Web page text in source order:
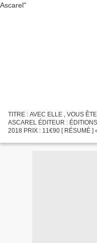
TITRE : AVEC ELLE , VOUS
ASCAREL ÉDITEUR :
2018 PRIX : 11€90 [ RÉSUMÉ ]